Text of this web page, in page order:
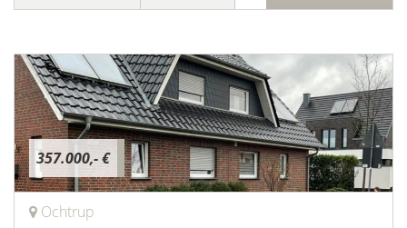
357.000,- €
Ochtrup